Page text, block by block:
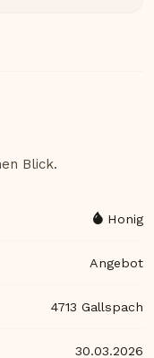
Blick.
Honig
Angebot
4713 Gallspach
30.03.2026